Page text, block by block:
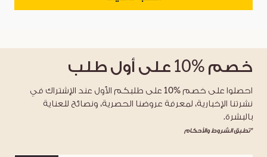
خصم %10 على أول طلب
احصلوا على خصم %10 على طلبكم الأول عند الإشتراك في
نشرتنا الإخبارية، لمعرفة عروضنا الحصرية، ونصائح للعناية
بالبشرة.
*تطبق الشروط والأحكام